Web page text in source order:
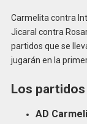
Carmelita contra
Jicaral contra
partidos que se
jugarán en la
Los
AD